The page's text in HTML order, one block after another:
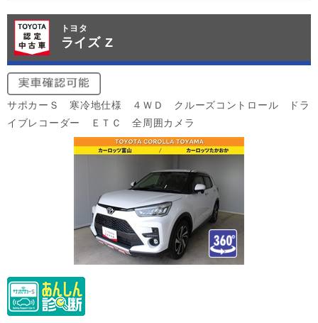
トヨタ
ライズ Z
サポカーＳ 寒冷地仕様 ４ＷＤ クルーズコントロール ドラ
イブレコーダー ＥＴＣ 全周囲カメラ